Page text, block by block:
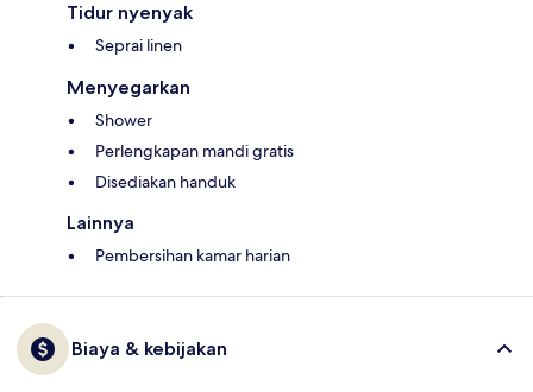
Tidur nyenyak
Seprai linen
Menyegarkan
Shower
Perlengkapan mandi gratis
Disediakan handuk
Lainnya
Pembersihan kamar harian
Biaya & kebijakan